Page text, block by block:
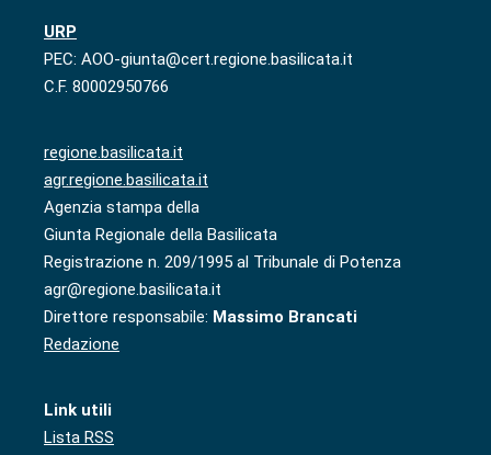
URP
PEC: AOO-giunta@cert.regione.basilicata.it
C.F. 80002950766
regione.basilicata.it
agr.regione.basilicata.it
Agenzia stampa della
Giunta Regionale della Basilicata
Registrazione n. 209/1995 al Tribunale di Potenza
agr@regione.basilicata.it
Direttore responsabile: Massimo Brancati
Redazione
Link utili
Lista RSS